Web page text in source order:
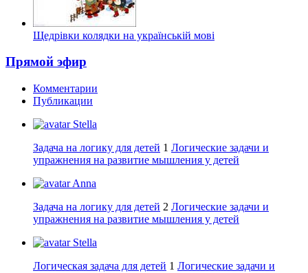
Щедрівки колядки на українській мові
Прямой эфир
Комментарии
Публикации
Stella
Задача на логику для детей 1 Логические задачи и
упражнения на развитие мышления у детей
Anna
Задача на логику для детей 2 Логические задачи и
упражнения на развитие мышления у детей
Stella
Логическая задача для детей 1 Логические задачи и